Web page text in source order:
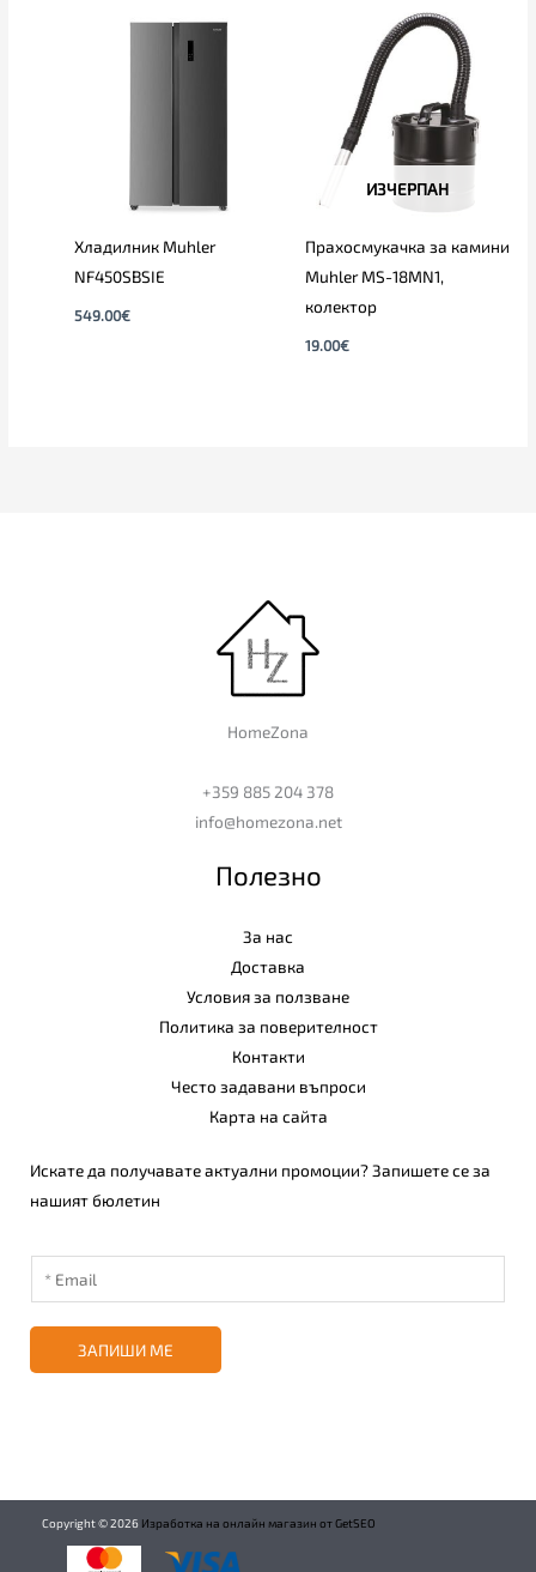
Хладилник Muhler
NF450SBSIE
549.00€
ИЗЧЕРПАН
Прахосмукачка за камини
Muhler MS-18MN1,
колектор
19.00€
HomeZona
+359 885 204 378
info@homezona.net
Полезно
За нас
Доставка
Условия за ползване
Политика за поверителност
Контакти
Често задавани въпроси
Карта на сайта
Искате да получавате актуални промоции? Запишете се за
нашият бюлетин
ЗАПИШИ МЕ
Copyright ©2026 Изработка на онлайн магазин от GetSEO